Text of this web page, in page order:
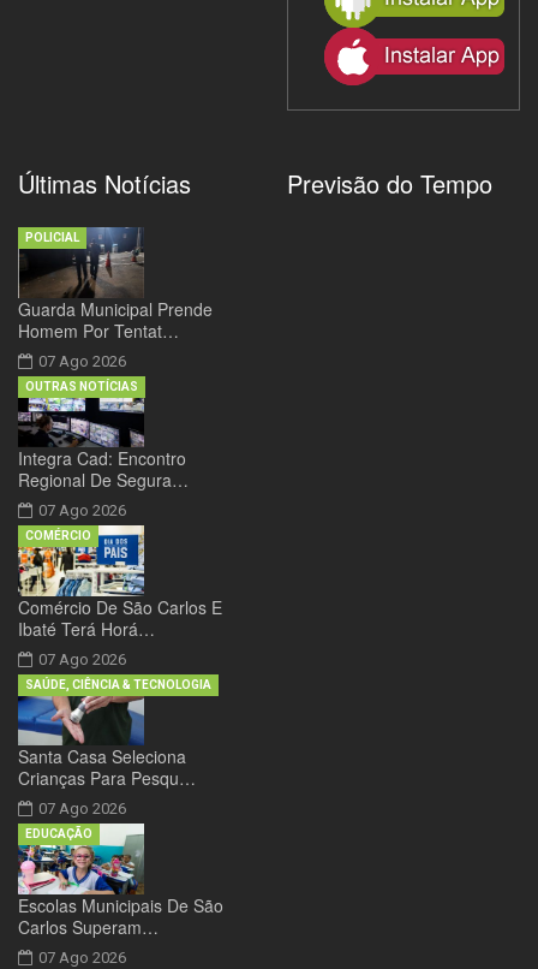
Últimas Notícias
Guarda Municipal Prende
Homem Por Tentat…
07 Ago 2026
POLICIAL
Integra Cad: Encontro
Regional De Segura…
07 Ago 2026
OUTRAS NOTÍCIAS
Comércio De São Carlos E
Ibaté Terá Horá…
07 Ago 2026
COMÉRCIO
Santa Casa Seleciona
Crianças Para Pesqu…
07 Ago 2026
SAÚDE, CIÊNCIA & TECNOLOGIA
Escolas Municipais De São
Carlos Superam…
07 Ago 2026
EDUCAÇÃO
Previsão do Tempo